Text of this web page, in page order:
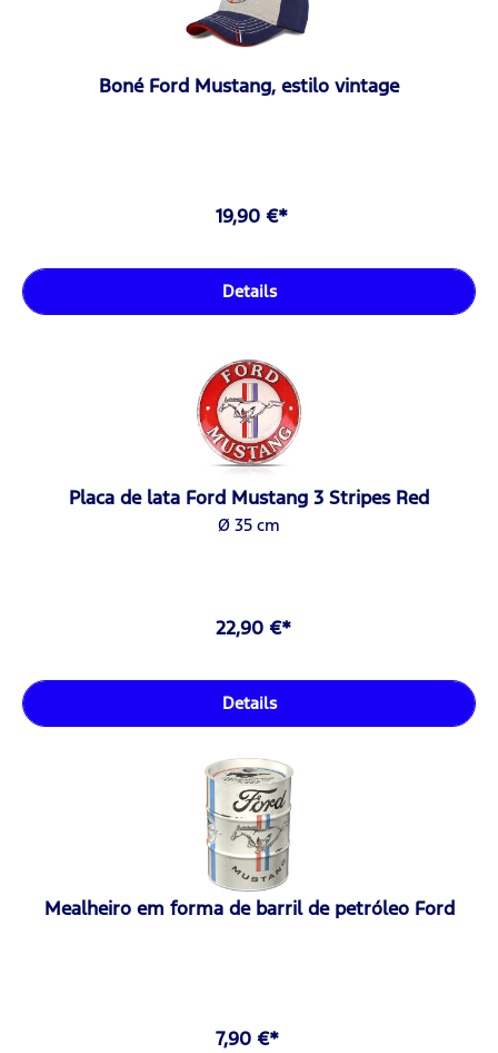
Boné Ford Mustang, estilo vintage
19,90 €*
Details
Placa de lata Ford Mustang 3 Stripes Red
Ø 35 cm
22,90 €*
Details
Mealheiro em forma de barril de petróleo Ford
7,90 €*